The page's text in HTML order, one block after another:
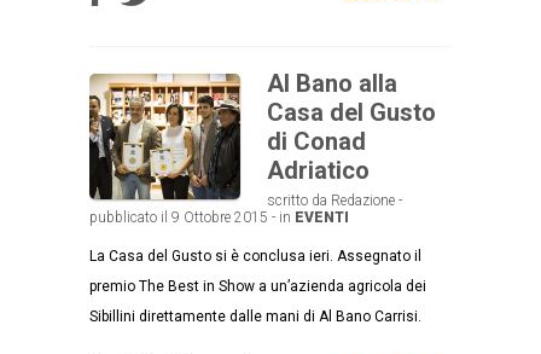
Al Bano alla
Casa del Gusto
di Conad
Adriatico
scritto da Redazione -
pubblicato il 9 Ottobre 2015 - in EVENTI
La Casa del Gusto si è conclusa ieri. Assegnato il
premio The Best in Show a un’azienda agricola dei
Sibillini direttamente dalle mani di Al Bano Carrisi.